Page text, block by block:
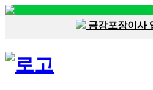
금강포장이사